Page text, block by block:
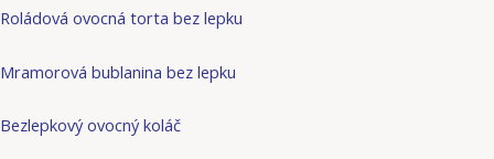
Roládová ovocná torta bez lepku
Mramorová bublanina bez lepku
Bezlepkový ovocný koláč